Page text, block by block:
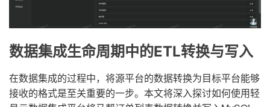
数据集成生命周期中的ETL转换与写入
在数据集成的过程中，将源平台的数据转换为目标平台能够
接收的格式是至关重要的一步。本文将深入探讨如何使用轻